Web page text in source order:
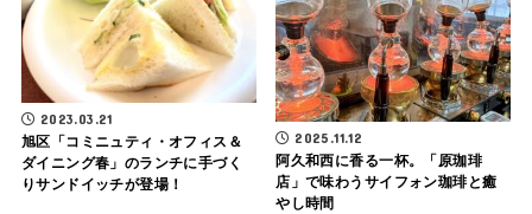
2023.03.21
旭区「コミニュティ・オフィス＆
ダイニング春」のランチに手づく
りサンドイッチが登場！
2025.11.12
阿久和西に香る一杯。「原珈琲
店」で味わうサイフォン珈琲と癒
やし時間